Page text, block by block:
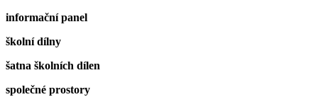
informační panel
školní dílny
šatna školních dílen
společné prostory